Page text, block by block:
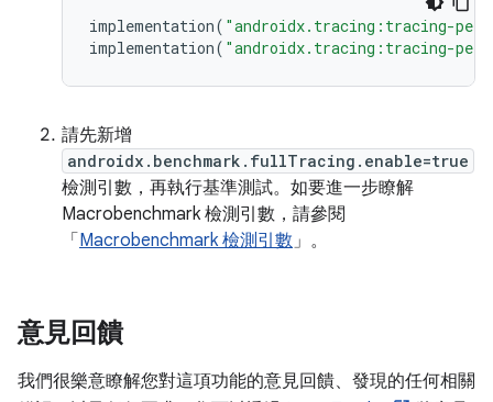
implementation( "androidx.tracing:tracing-
implementation( "androidx.tracing:tracing-
請先新增
androidx.benchmark.fullTracing.enable=true
檢測引數，再執行基準測試。如要進一步瞭解
Macrobenchmark 檢測引數，請參閱
「 Macrobenchmark 檢測引數」。
意見回饋
我們很樂意瞭解您對這項功能的意見回饋、發現的任何相關